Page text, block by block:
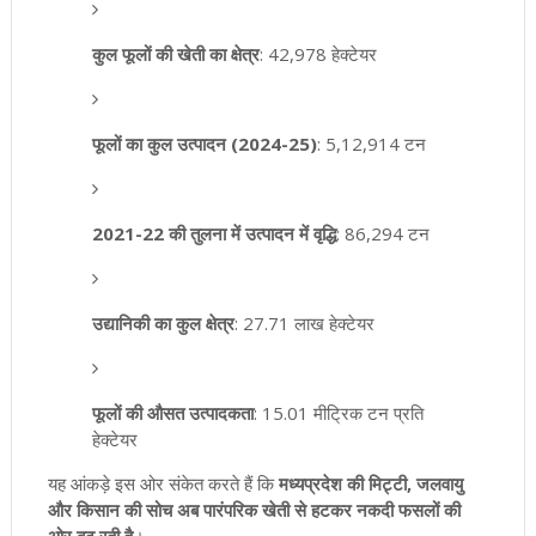
कुल फूलों की खेती का क्षेत्र: 42,978 हेक्टेयर
फूलों का कुल उत्पादन (2024-25): 5,12,914 टन
2021-22 की तुलना में उत्पादन में वृद्धि: 86,294 टन
उद्यानिकी का कुल क्षेत्र: 27.71 लाख हेक्टेयर
फूलों की औसत उत्पादकता: 15.01 मीट्रिक टन प्रति
हेक्टेयर
यह आंकड़े इस ओर संकेत करते हैं किमध्यप्रदेश की मिट्टी, जलवायु
और किसान की सोच अब पारंपरिक खेती से हटकर नकदी फसलों की